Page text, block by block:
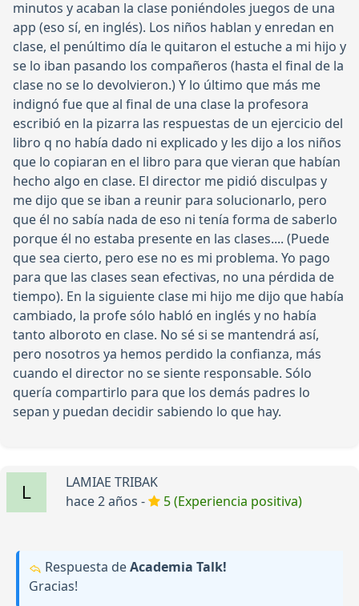
minutos y acaban la clase poniéndoles juegos de una
app (eso sí, en inglés). Los niños hablan y enredan en
clase, el penúltimo día le quitaron el estuche a mi hijo y
se lo iban pasando los compañeros (hasta el final de la
clase no se lo devolvieron.) Y lo último que más me
indignó fue que al final de una clase la profesora
escribió en la pizarra las respuestas de un ejercicio del
libro q no había dado ni explicado y les dijo a los niños
que lo copiaran en el libro para que vieran que habían
hecho algo en clase. El director me pidió disculpas y
me dijo que se iban a reunir para solucionarlo, pero
que él no sabía nada de eso ni tenía forma de saberlo
porque él no estaba presente en las clases.... (Puede
que sea cierto, pero ese no es mi problema. Yo pago
para que las clases sean efectivas, no una pérdida de
tiempo). En la siguiente clase mi hijo me dijo que había
cambiado, la profe sólo habló en inglés y no había
tanto alboroto en clase. No sé si se mantendrá así,
pero nosotros ya hemos perdido la confianza, más
cuando el director no se siente responsable. Sólo
quería compartirlo para que los demás padres lo
sepan y puedan decidir sabiendo lo que hay.
LAMIAE TRIBAK
hace 2 años -
5 (Experiencia positiva)
Respuesta deAcademia Talk!
Gracias!